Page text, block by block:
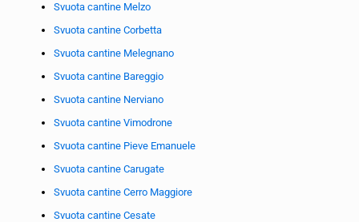
Svuota cantine Melzo
Svuota cantine Corbetta
Svuota cantine Melegnano
Svuota cantine Bareggio
Svuota cantine Nerviano
Svuota cantine Vimodrone
Svuota cantine Pieve Emanuele
Svuota cantine Carugate
Svuota cantine Cerro Maggiore
Svuota cantine Cesate